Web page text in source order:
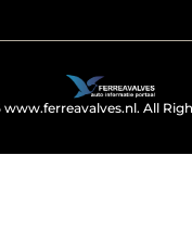
www.ferreavalves.nl. All